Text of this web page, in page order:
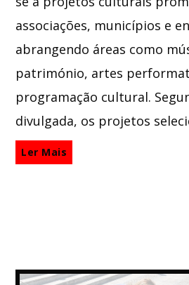
associações, municípios e
abrangendo áreas como
património, artes
programação cultural.
divulgada, os projetos
Ler Mais